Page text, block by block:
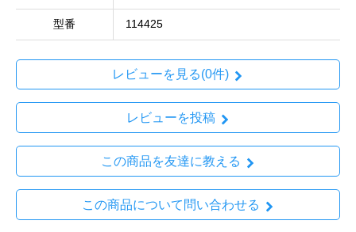
型番 114425
レビューを見る(0件)
レビューを投稿
この商品を友達に教える
この商品について問い合わせる